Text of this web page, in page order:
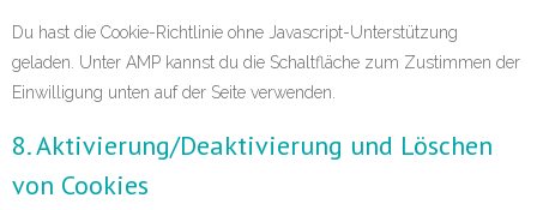
Du hast die Cookie-Richtlinie ohne Javascript-Unterstützung
geladen. Unter AMP kannst du die Schaltfläche zum Zustimmen der
Einwilligung unten auf der Seite verwenden.
8. Aktivierung/Deaktivierung und Löschen
von Cookies